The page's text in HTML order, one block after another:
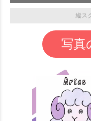
縦ス
写真